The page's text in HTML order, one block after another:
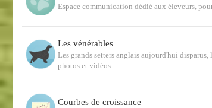
Espace communication dédié aux éleveurs,
Les vénérables
Les grands setters anglais aujourd'hui disparus,
photos et vidéos
Courbes de croissance